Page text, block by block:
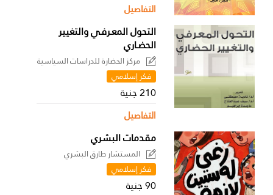
التفاصيل
التحول المعـرفـي والتغيير
الحضـاري
مركز الحضارة للدراسات السياسية
فكر إسلامي
210 جنية
التفاصيل
مقدمات البشري
المستشار طارق البشري
فكر إسلامي
90 جنية